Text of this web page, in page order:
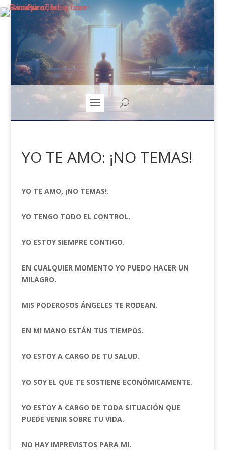
YO TE AMO: ¡NO TEMAS!
YO TE AMO, ¡NO TEMAS!.
YO TENGO TODO EL CONTROL.
YO ESTOY SIEMPRE CONTIGO.
EN CUALQUIER MOMENTO YO PUEDO HACER UN
MILAGRO.
MIS PODEROSOS ÁNGELES TE RODEAN.
EN MI MANO ESTÁN TUS TIEMPOS.
YO ESTOY A CARGO DE TU SALUD.
YO SOY EL QUE TE SOSTIENE ECONÓMICAMENTE.
YO ESTOY A CARGO DE TODA SITUACIÓN QUE
PUEDE VENIR SOBRE TU VIDA.
NO HAY IMPREVISTOS PARA MI.